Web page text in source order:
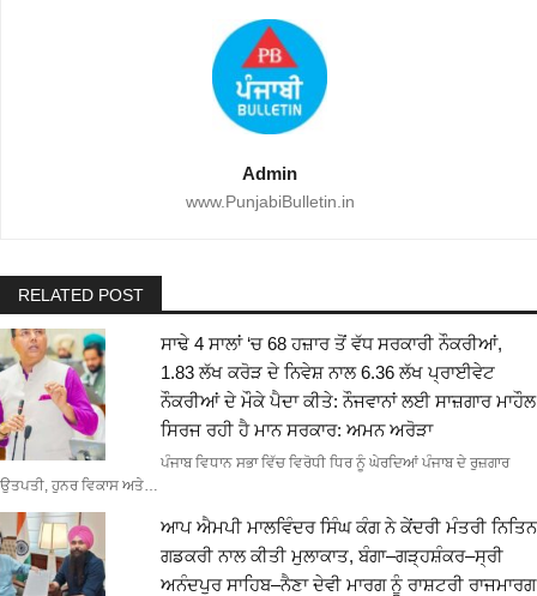
Admin
www.PunjabiBulletin.in
RELATED POST
ਸਾਢੇ 4 ਸਾਲਾਂ ‘ਚ 68 ਹਜ਼ਾਰ ਤੋਂ ਵੱਧ ਸਰਕਾਰੀ ਨੌਕਰੀਆਂ,
1.83 ਲੱਖ ਕਰੋੜ ਦੇ ਨਿਵੇਸ਼ ਨਾਲ 6.36 ਲੱਖ ਪ੍ਰਾਈਵੇਟ
ਨੌਕਰੀਆਂ ਦੇ ਮੌਕੇ ਪੈਦਾ ਕੀਤੇ: ਨੌਜਵਾਨਾਂ ਲਈ ਸਾਜ਼ਗਾਰ ਮਾਹੌਲ
ਸਿਰਜ ਰਹੀ ਹੈ ਮਾਨ ਸਰਕਾਰ: ਅਮਨ ਅਰੋੜਾ
ਪੰਜਾਬ ਵਿਧਾਨ ਸਭਾ ਵਿੱਚ ਵਿਰੋਧੀ ਧਿਰ ਨੂੰ ਘੇਰਦਿਆਂ ਪੰਜਾਬ ਦੇ ਰੁਜ਼ਗਾਰ
ਉਤਪਤੀ, ਹੁਨਰ ਵਿਕਾਸ ਅਤੇ…
ਆਪ ਐਮਪੀ ਮਾਲਵਿੰਦਰ ਸਿੰਘ ਕੰਗ ਨੇ ਕੇਂਦਰੀ ਮੰਤਰੀ ਨਿਤਿਨ
ਗਡਕਰੀ ਨਾਲ ਕੀਤੀ ਮੁਲਾਕਾਤ, ਬੰਗਾ–ਗੜ੍ਹਸ਼ੰਕਰ–ਸ੍ਰੀ
ਅਨੰਦਪੁਰ ਸਾਹਿਬ–ਨੈਣਾ ਦੇਵੀ ਮਾਰਗ ਨੂੰ ਰਾਸ਼ਟਰੀ ਰਾਜਮਾਰਗ